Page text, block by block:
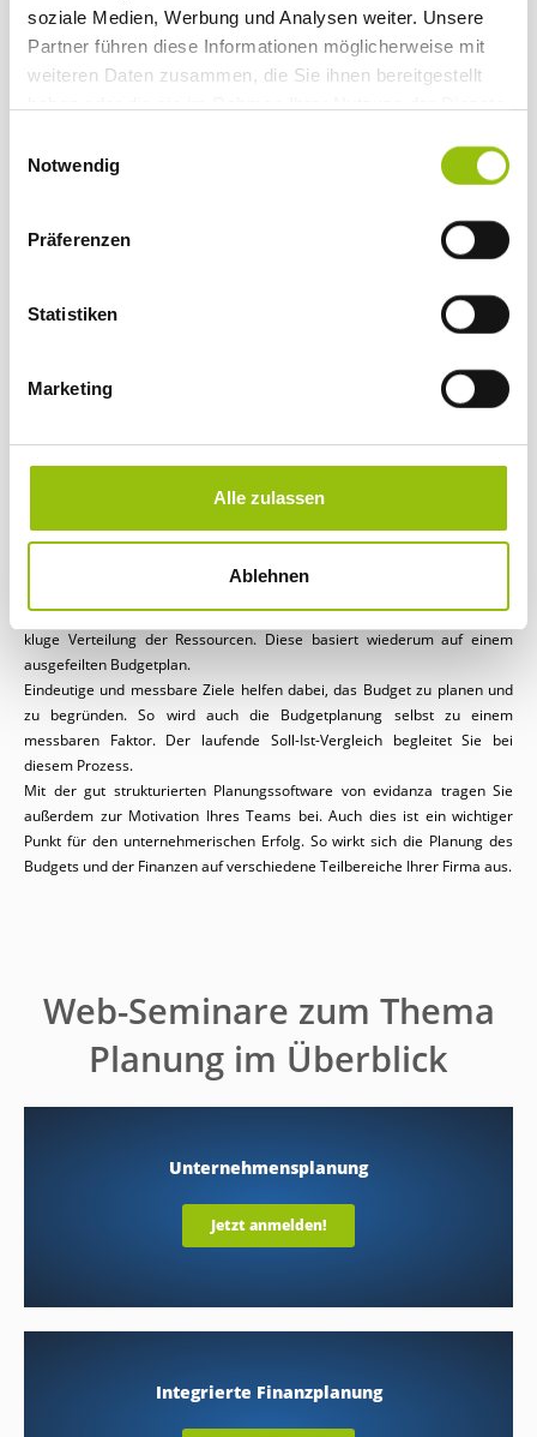
soziale Medien, Werbung und Analysen weiter. Unsere
Partner führen diese Informationen möglicherweise mit
weiteren Daten zusammen, die Sie ihnen bereitgestellt
a
Notwendig
Präferenzen
Statistiken
Marketing
Alle zulassen
Ablehnen
Vorteile, Möglichkeiten und Ziele der
und Fortschrittlichkeit. Vor allem die folgenden Vorteile werden Sie
überzeugen:
Mit einem mehrdimensionalen Budgetplan behalten Sie
Kostenstellen, Kostenträger und Mandanten im Blick.
Durch die Integration der individuellen Accounting-Strukturen fügt
sich die integrative Planung optimal in Ihr System ein.
lassen sich korrekt abbilden.
Die direkte Integration in Ihre Ergebnis- und Finanzplanung
der Umsetzung der strategischen Ziele. Damit Ihnen das gelingt,
brauchen Sie eine klare Definition Ihrer Unternehmensziele sowie eine
kluge Verteilung der Ressourcen. Diese basiert wiederum auf einem
ausgefeilten Budgetplan.
Eindeutige und messbare Ziele helfen dabei, das Budget zu planen und
zu begründen. So wird auch die Budgetplanung selbst zu einem
messbaren Faktor. Der laufende Soll-Ist-Vergleich begleitet Sie bei
diesem Prozess.
Mit der gut strukturierten Planungssoftware von evidanza tragen Sie
außerdem zur Motivation Ihres Teams bei. Auch dies ist ein wichtiger
Punkt für den unternehmerischen Erfolg. So wirkt sich die Planung des
Budgets und der Finanzen auf verschiedene Teilbereiche Ihrer Firma aus.
Web-Seminare zum Thema
Planung im Überblick
Unternehmensplanung
Jetzt anmelden!
Integrierte Finanzplanung